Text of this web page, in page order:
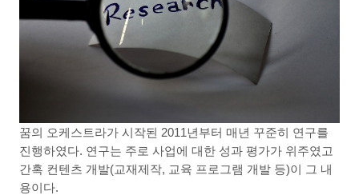
꿈의 오케스트라가 시작된 2011년부터 매년 꾸준히 연구를
진행하였다. 연구는 주로 사업에 대한 성과 평가가 위주였고
간혹 컨텐츠 개발(교재제작, 교육 프로그램 개발 등)이 그 내
용이다.